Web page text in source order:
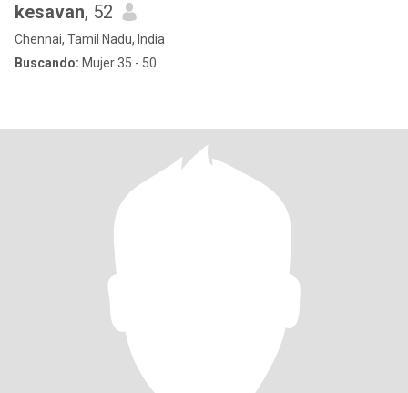
kesavan, 52
Chennai, Tamil Nadu, India
Buscando: Mujer 35 - 50